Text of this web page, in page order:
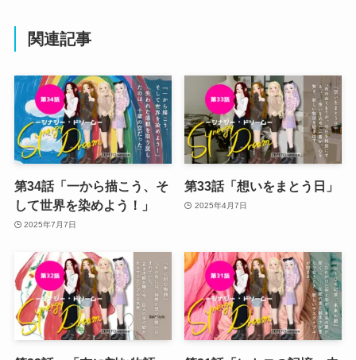
関連記事
第34話「一から描こう、そ
して世界を染めよう！」
2025年7月7日
第33話「想いをまとう日」
2025年4月7日